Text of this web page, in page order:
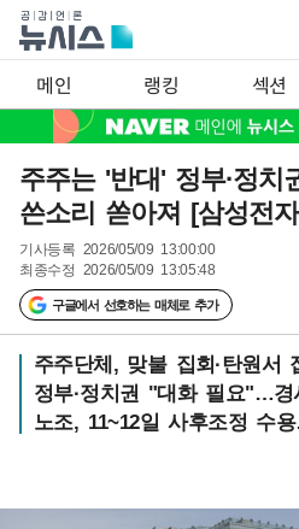
메인 랭킹 섹션
주주는 '반대' 정부·정
쓴소리 쏟아져 [삼성전
기사등록 2026/05/09 13:00:00
최종수정 2026/05/09 13:05:48
구글에서 선호하는 매체로 추가
주주단체, 맞불 집회·탄원
정부·정치권 "대화 필요"…경
노조, 11~12일 사후조정 수